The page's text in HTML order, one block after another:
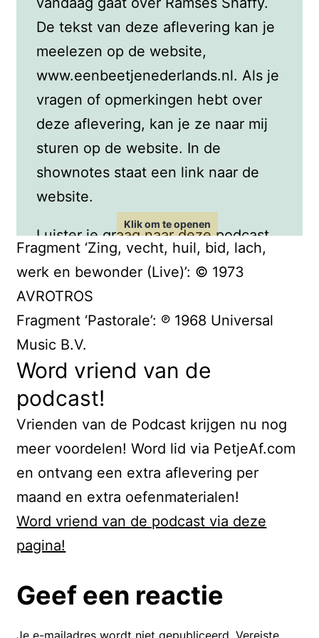
De tekst van deze aflevering kan je
meelezen op de website,
www.eenbeetjenederlands.nl. Als je
vragen of opmerkingen hebt over
deze aflevering, kan je ze naar mij
sturen op de website. In de
shownotes staat een link naar de
website.
Luister je graag naar deze podcast
en wil je nóg meer horen? Word dan
Vriend van de Podcast op Petje Af
en krijg toegang tot extra
afleveringen, oefenmaterialen en
meer. Voor een paar euro per
maand help je deze podcast én
verbeter jij jouw Nederlands. Alle
informatie vind je op de website!
Nu, door met de podcast!
Zing, vecht, huil, bid, lach, werk en
bewonder. Dat zong de iconische
Nederlandse zanger Ramses Shaffy
Heel veel mensen voelden zich
aangesproken door de zanger. Ze
Fragment ‘Zing, vecht, huil, bid, lach,
werk en bewonder (Live)’: © 1973
AVROTROS
Fragment ‘Pastorale’: ℗ 1968 Universal
Music B.V.
Word vriend van de
podcast!
Vrienden van de Podcast krijgen nu nog
meer voordelen! Word lid via PetjeAf.com
en ontvang een extra aflevering per
maand en extra oefenmaterialen!
Word vriend van de podcast via deze
pagina!
Geef een reactie
Je e-mailadres wordt niet gepubliceerd. Vereiste